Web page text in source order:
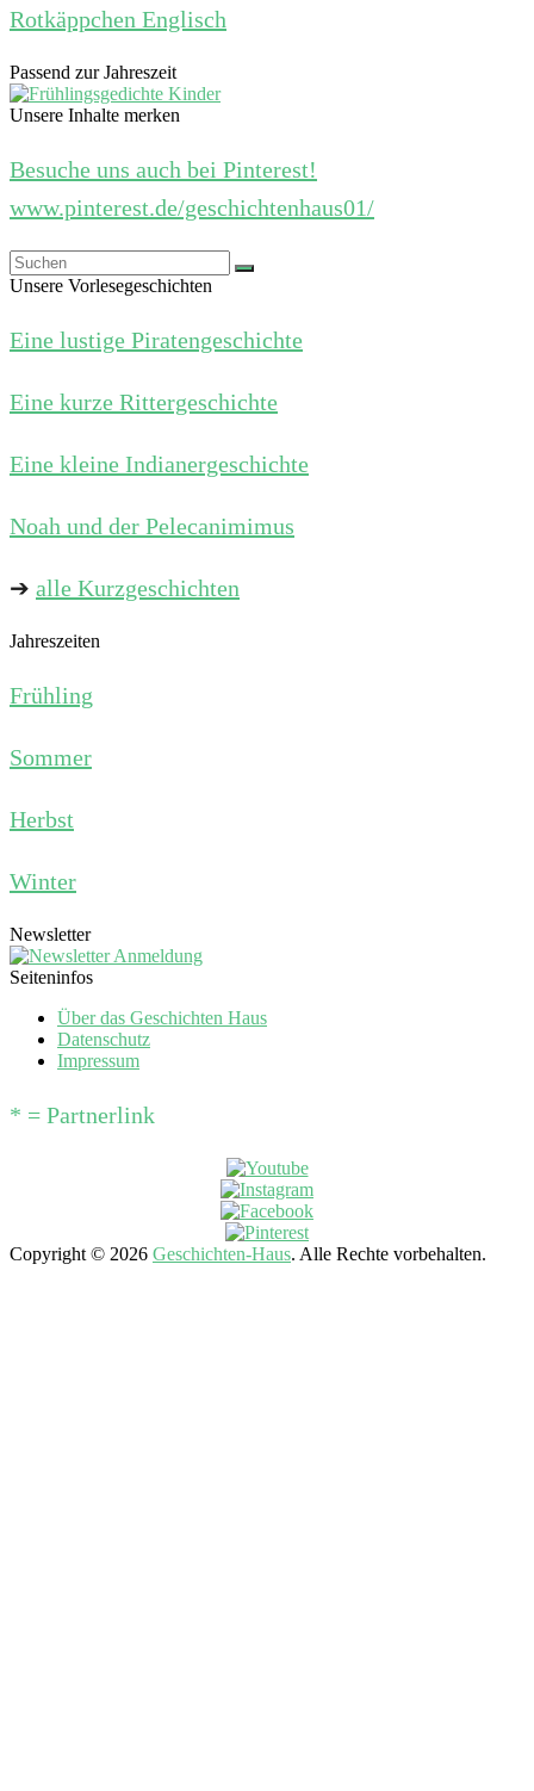
Rotkäppchen Englisch
Passend zur Jahreszeit
Unsere Inhalte merken
Besuche uns auch bei Pinterest!
www.pinterest.de/geschichtenhaus01/
Unsere Vorlesegeschichten
Eine lustige Piratengeschichte
Eine kurze Rittergeschichte
Eine kleine Indianergeschichte
Noah und der Pelecanimimus
➔ alle Kurzgeschichten
Jahreszeiten
Frühling
Sommer
Herbst
Winter
Newsletter
Seiteninfos
Über das Geschichten Haus
Datenschutz
Impressum
* = Partnerlink
Copyright © 2026 Geschichten-Haus. Alle Rechte vorbehalten.